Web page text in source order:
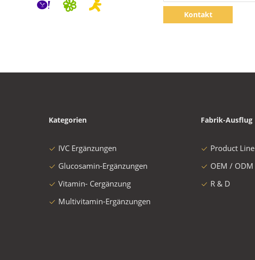
Kontakt
Kategorien
IVC Ergänzungen
Glucosamin-Ergänzungen
Vitamin- Cergänzung
Multivitamin-Ergänzungen
Fabrik-Ausflug
Product Line
OEM / ODM
R & D